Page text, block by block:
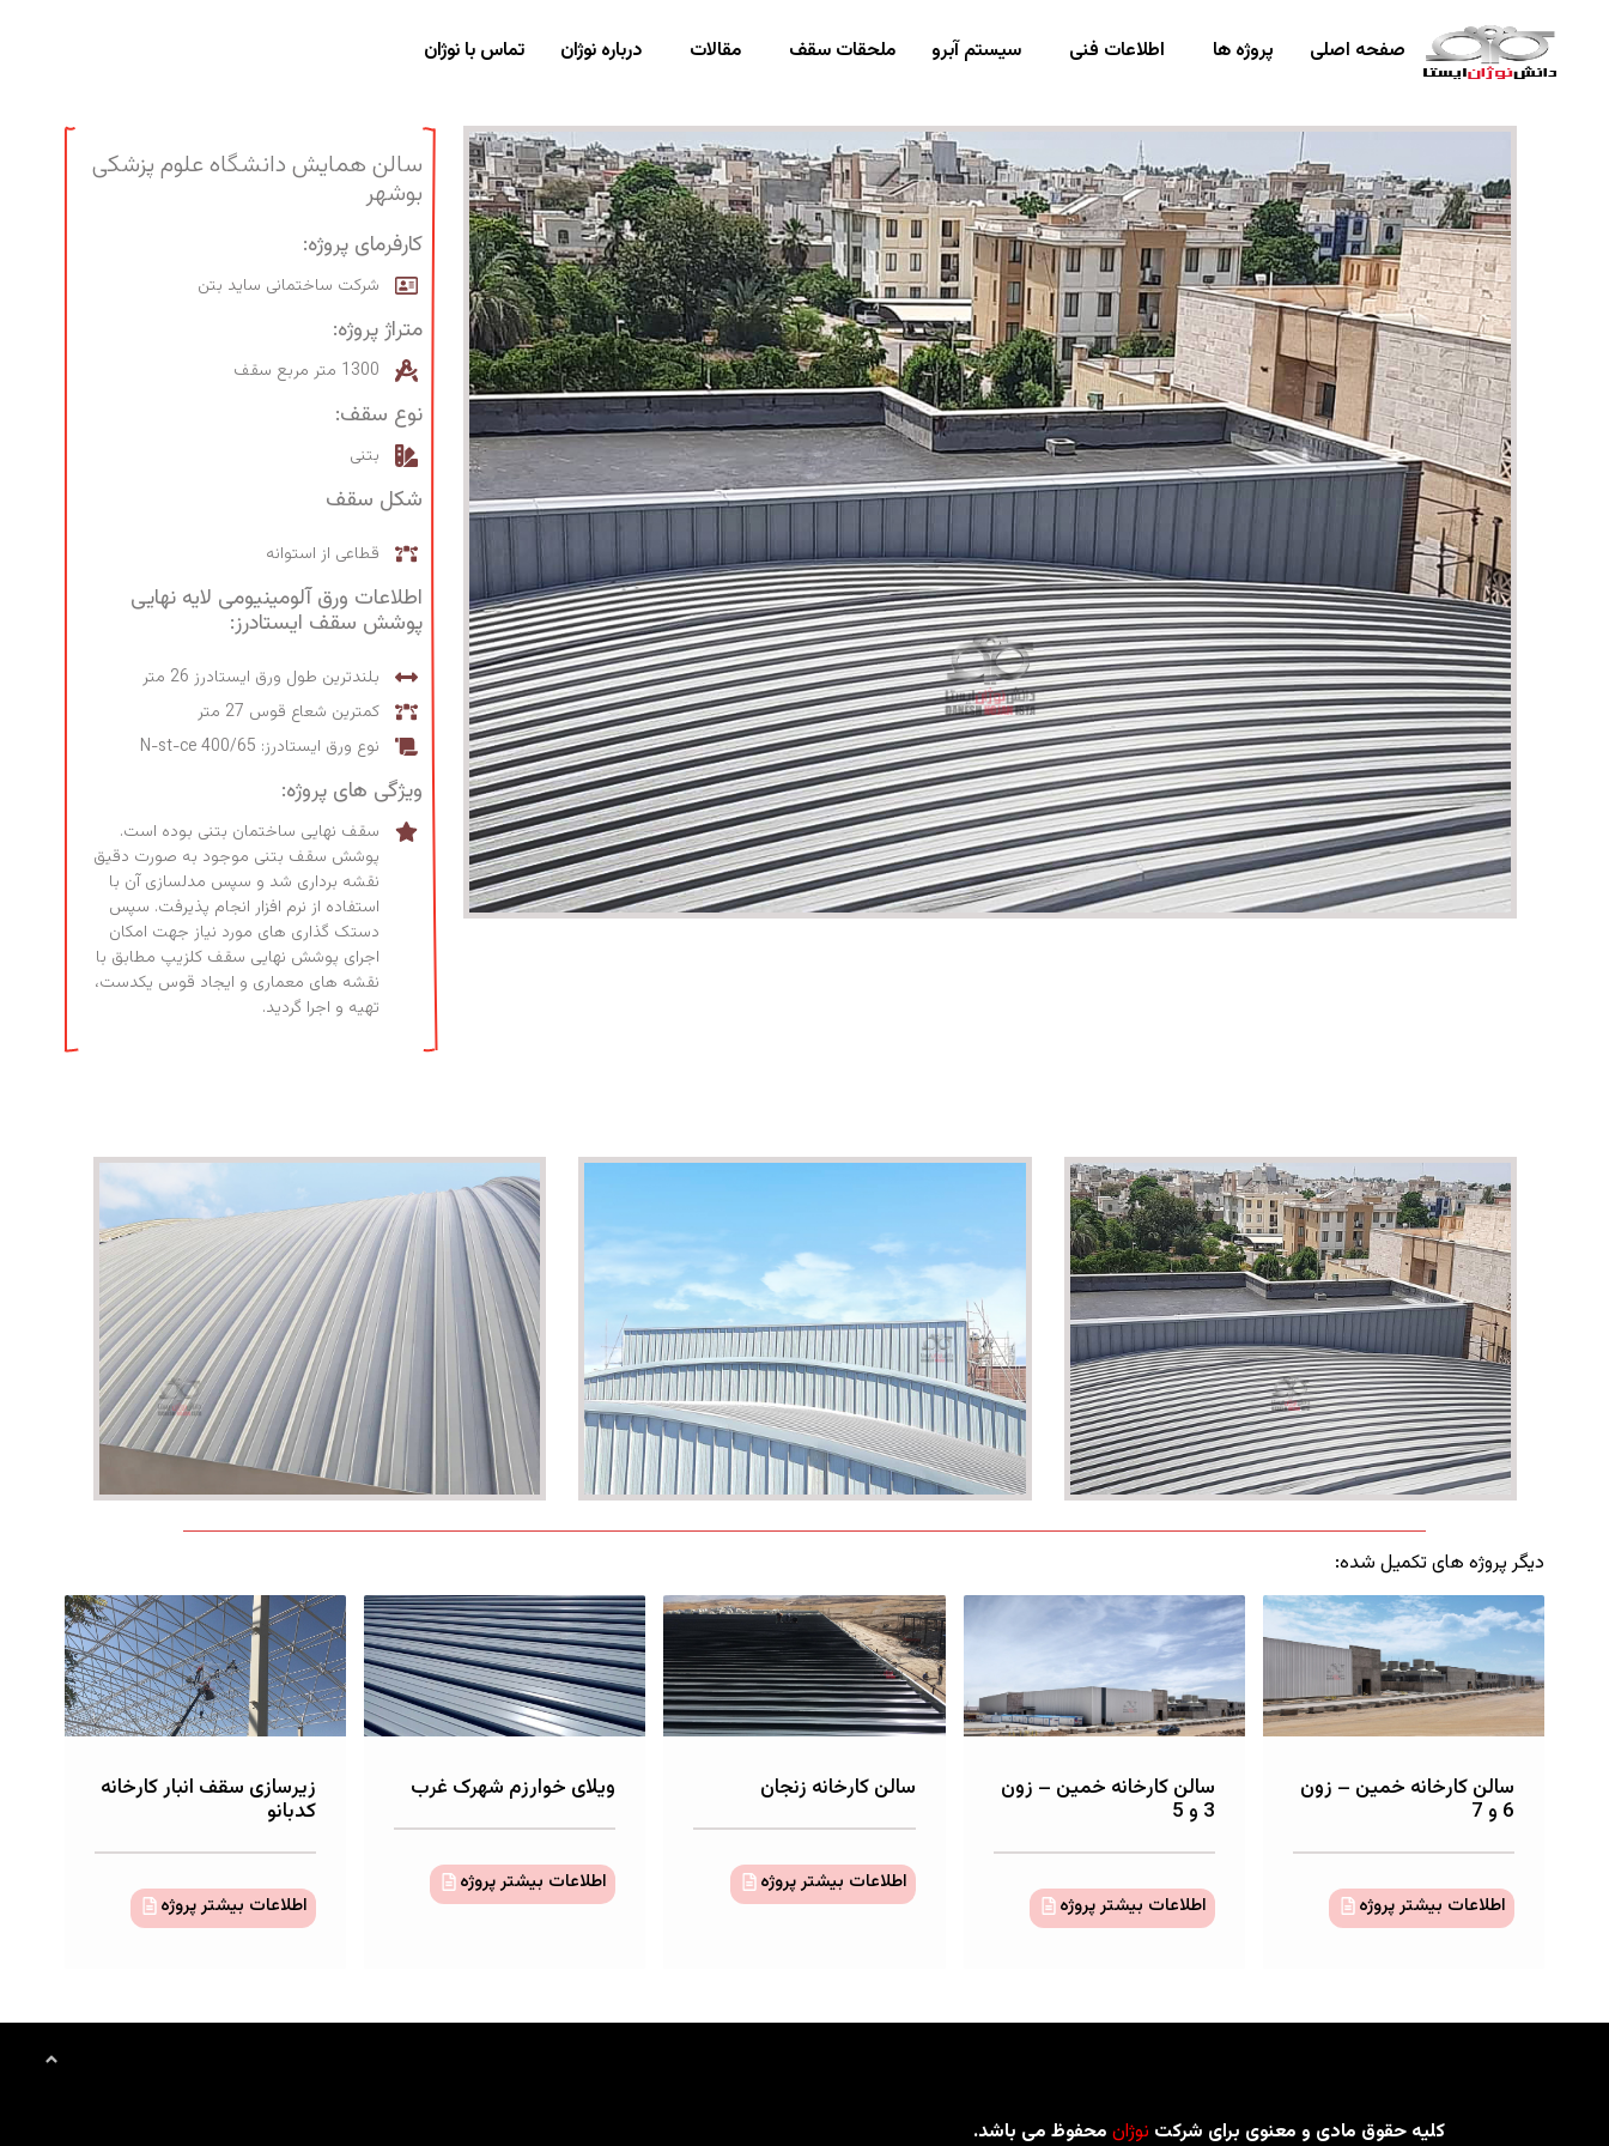
صفحه اصلی پروژه ها اطلاعات فنی سیستم آبرو ملحقات سقف مقالات درباره نوژان تماس با نوژان
سالن همایش دانشگاه علوم پزشکی
بوشهر
کارفرمای پروژه:
شرکت ساختمانی ساید بتن
متراژ پروژه:
1300 متر مربع سقف
نوع سقف:
بتنی
شکل سقف
قطاعی از استوانه
اطلاعات ورق آلومینیومی لایه نهایی
پوشش سقف ایستادرز:
بلندترین طول ورق ایستادرز 26 متر
کمترین شعاع قوس 27 متر
نوع ورق ایستادرز: N-st-ce 400/65
ویژگی های پروژه:
سقف نهایی ساختمان بتنی بوده است.
پوشش سقف بتنی موجود به صورت دقیق
نقشه برداری شد و سپس مدلسازی آن با
استفاده از نرم افزار انجام پذیرفت. سپس
دستک گذاری های مورد نیاز جهت امکان
اجرای پوشش نهایی سقف کلزیپ مطابق با
نقشه های معماری و ایجاد قوس یکدست،
تهیه و اجرا گردید.
دیگر پروژه های تکمیل شده:
سالن کارخانه خمین – زون
6 و 7
اطلاعات بیشتر پروژه
سالن کارخانه خمین – زون
3 و 5
اطلاعات بیشتر پروژه
سالن کارخانه زنجان
اطلاعات بیشتر پروژه
ویلای خوارزم شهرک غرب
اطلاعات بیشتر پروژه
زیرسازی سقف انبار کارخانه
کدبانو
اطلاعات بیشتر پروژه
کلیه حقوق مادی و معنوی برای شرکت نوژان محفوظ می باشد.